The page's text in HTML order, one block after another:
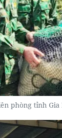
phòng tỉnh